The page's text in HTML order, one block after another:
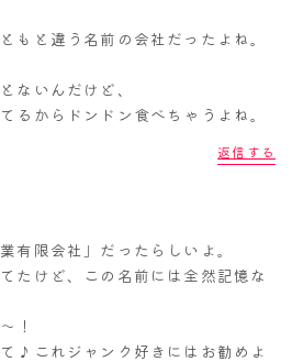
もと違う名前の会社だったよね。
ないんだけど、
るからドンドン食べちゃうよね。
返信する
有限会社」だったらしいよ。
たけど、この名前には全然記憶な
！
♪これジャンク好きにはお勧めよ